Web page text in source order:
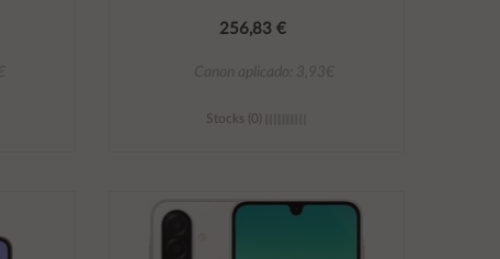
256,83 €
Canon aplicado: 3,93€
Stocks (0)